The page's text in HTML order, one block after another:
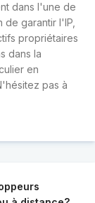
dans l'une de
de garantir l'IP,
propriétaires
dans la
en
pas à